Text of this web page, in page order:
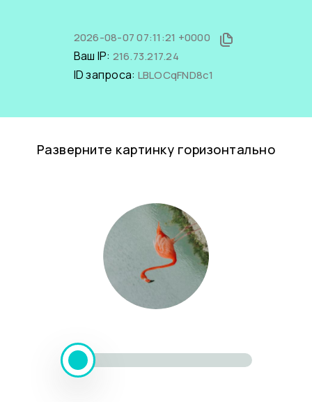
2026-08-07 07:11:21 +0000
Ваш IP: 216.73.217.24
ID запроса: LBLOCqFND8c1
Разверните картинку горизонтально